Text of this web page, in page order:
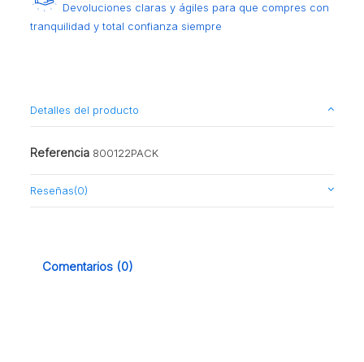
Devoluciones claras y ágiles para que compres con
tranquilidad y total confianza siempre
Detalles del producto
Referencia 800122PACK
Reseñas(0)
Comentarios (0)